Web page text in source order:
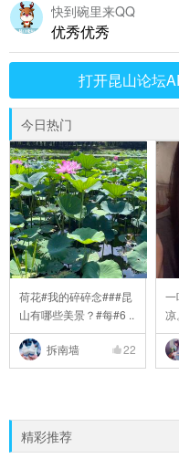
快到碗里来QQ
优秀优秀
打开昆山论坛
今日热门
荷花#我的碎碎念###昆
山有哪些美景？#每#6 ..
拆南墙 22
一
凉
..
精彩推荐